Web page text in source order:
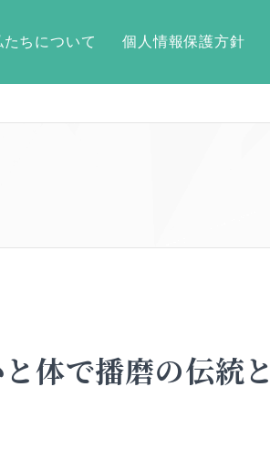
たちについて 個人情報保護方針
体で播磨の伝統と